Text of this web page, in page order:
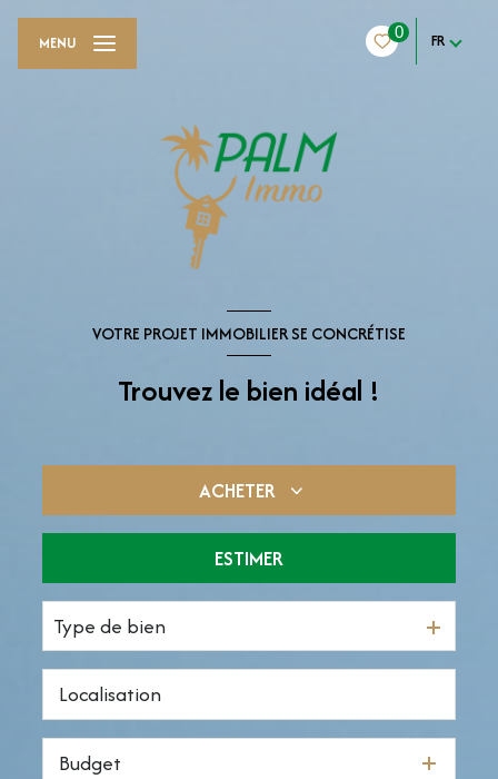
0 FR
MENU
VOTRE PROJET IMMOBILIER SE CONCRÉTISE
Trouvez le bien idéal !
ACHETER
De l'immo pro
ESTIMER
Type de bien
Budget